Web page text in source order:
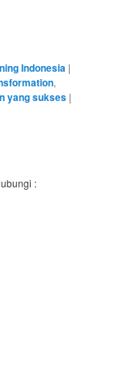
Indonesia |
,
yang sukses |
: